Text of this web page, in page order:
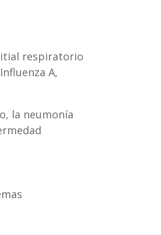
respiratorio
A,
la neumonía